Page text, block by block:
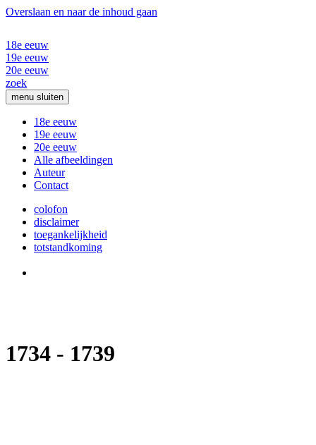
Overslaan en naar de inhoud gaan
18e eeuw
19e eeuw
20e eeuw
zoek
menu sluiten
18e eeuw
19e eeuw
20e eeuw
Alle afbeeldingen
Auteur
Contact
colofon
disclaimer
toegankelijkheid
totstandkoming
1734 - 1739